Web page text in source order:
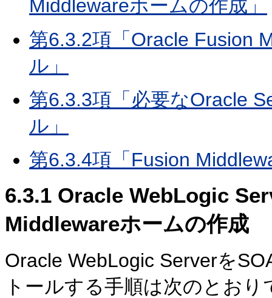
Middlewareホームの作成」
第6.3.2項「Oracle Fusion
ル」
第6.3.3項「必要なOracle
ル」
第6.3.4項「Fusion
6.3.1 Oracle WebLogic
Middlewareホームの作成
Oracle WebLogic Serverを
トールする手順は次のとおり